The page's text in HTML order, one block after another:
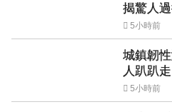
揭驚人
5小時前
城鎮韌
人趴趴走
5小時前